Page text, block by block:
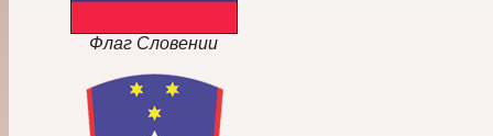
Флаг Словении